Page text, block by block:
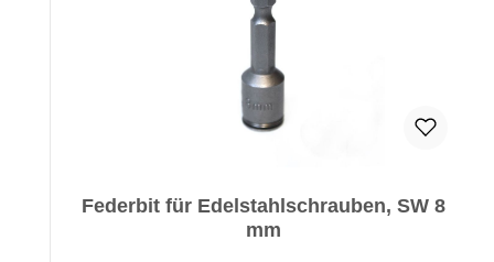
Federbit für Edelstahlschrauben, SW 8
mm